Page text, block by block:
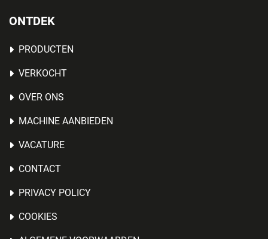
ONTDEK
PRODUCTEN
VERKOCHT
OVER ONS
MACHINE AANBIEDEN
VACATURE
CONTACT
PRIVACY POLICY
COOKIES